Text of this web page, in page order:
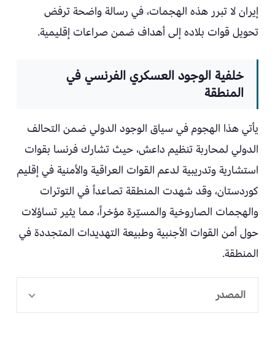
إيران لا تبرر هذه الهجمات، في رسالة واضحة ترفض
تحويل قوات بلاده إلى أهداف ضمن صراعات إقليمية.
خلفية الوجود العسكري الفرنسي في
المنطقة
يأتي هذا الهجوم في سياق الوجود الدولي ضمن التحالف
الدولي لمحاربة تنظيم داعش، حيث تشارك فرنسا بقوات
استشارية وتدريبية لدعم القوات العراقية والأمنية في إقليم
كوردستان، وقد شهدت المنطقة تصاعداً في التوترات
والهجمات الصاروخية والمسيّرة مؤخراً، مما يثير تساؤلات
حول أمن القوات الأجنبية وطبيعة التهديدات المتجددة في
المنطقة.
المصدر